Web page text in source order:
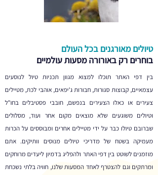
טיולים מאורגנים בכל העולם
בוחרים רק באורורה מסעות עולמיים
בין דפי האתר תוכלו למצוא מגוון תכניות טיול לנוסעים
עצמאיים, קבוצות סגורות, חבורות ג'יפאים, אוהבי לכת, מטיילים
צעירים או כאלו הצעירים בנפשם, חובבי פסטיבלים בחו"ל
וטיולים משוגעים שלא מוצאים מקום אחר ועוד, מסלולים
שברובם טיולו כבר על ידי מטיילים אחרים ומבוססים על הכרות
מעמיקה בשטח של מדריכי טיולים מנוסים וותיקים. אתם
מוזמנים לשוטט בין דפי האתר ולהפליג בדמיון ליעדים מרוחקים
ומרתקים וגם להצטרף לאחד המסעות שלנו, חוויה בלתי נשכחת